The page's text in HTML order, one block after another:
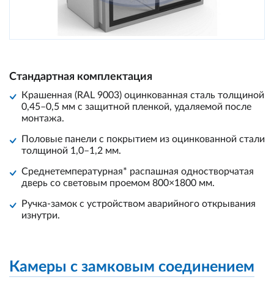
Стандартная комплектация
Крашенная (RAL 9003) оцинкованная сталь толщиной
0,45–0,5 мм с защитной пленкой, удаляемой после
монтажа.
Половые панели с покрытием из оцинкованной стали
толщиной 1,0–1,2 мм.
Среднетемпературная* распашная одностворчатая
дверь со световым проемом 800×1800 мм.
Ручка-замок с устройством аварийного открывания
изнутри.
Камеры с замковым соединением